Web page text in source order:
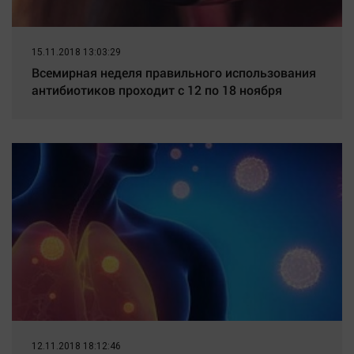
15.11.2018 13:03:29
Всемирная неделя правильного использования
антибиотиков проходит с 12 по 18 ноября
12.11.2018 18:12:46